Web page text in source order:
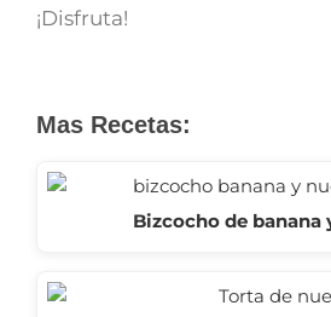
¡Disfruta!
Mas Recetas:
Bizcocho de banana